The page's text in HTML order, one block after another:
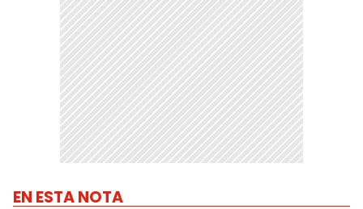
EN ESTA NOTA